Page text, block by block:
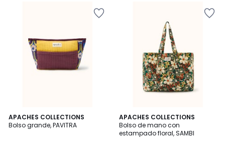
APACHES COLLECTIONS
Bolso grande, PAVITRA
APACHES COLLECTIONS
Bolso de mano con
estampado floral, SAMBI